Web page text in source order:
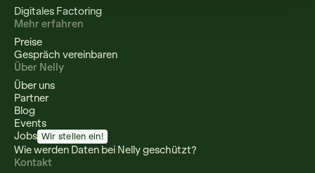
Digitales Factoring
Mehr erfahren
Preise
Gespräch vereinbaren
Über Nelly
Über uns
Partner
Blog
Events
Jobs Wir stellen ein!
Wie werden Daten bei Nelly geschützt?
Kontakt